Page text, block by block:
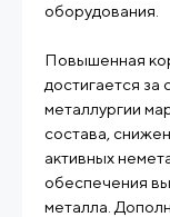
оборудования.
Повышенная
достигается за
металлургии
состава,
активных
обеспечения
металла.